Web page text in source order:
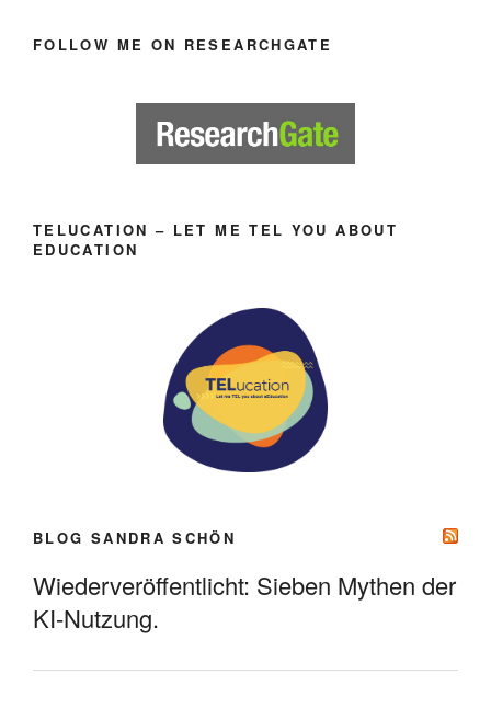
FOLLOW ME ON RESEARCHGATE
TELUCATION – LET ME TEL YOU ABOUT
EDUCATION
BLOG SANDRA SCHÖN
Wiederveröffentlicht: Sieben Mythen der
KI-Nutzung.